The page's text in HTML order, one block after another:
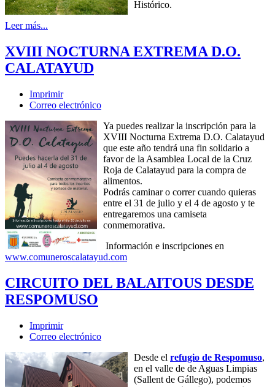
Histórico.
Leer más...
XVIII NOCTURNA EXTREMA D.O.
CALATAYUD
Imprimir
Correo electrónico
Ya puedes realizar la inscripción para la
XVIII Nocturna Extrema D.O. Calatayud
que este año tendrá una fin solidario a
favor de la Asamblea Local de la Cruz
Roja de Calatayud para la compra de
alimentos.
Podrás caminar o correr cuando quieras
entre el 31 de julio y el 4 de agosto y te
entregaremos una camiseta
conmemorativa.
Información e inscripciones en
www.comuneroscalatayud.com
CIRCUITO DEL BALAITOUS DESDE
RESPOMUSO
Imprimir
Correo electrónico
Desde el refugio de Respomuso,
en el valle de de Aguas Limpias
(Sallent de Gállego), podemos